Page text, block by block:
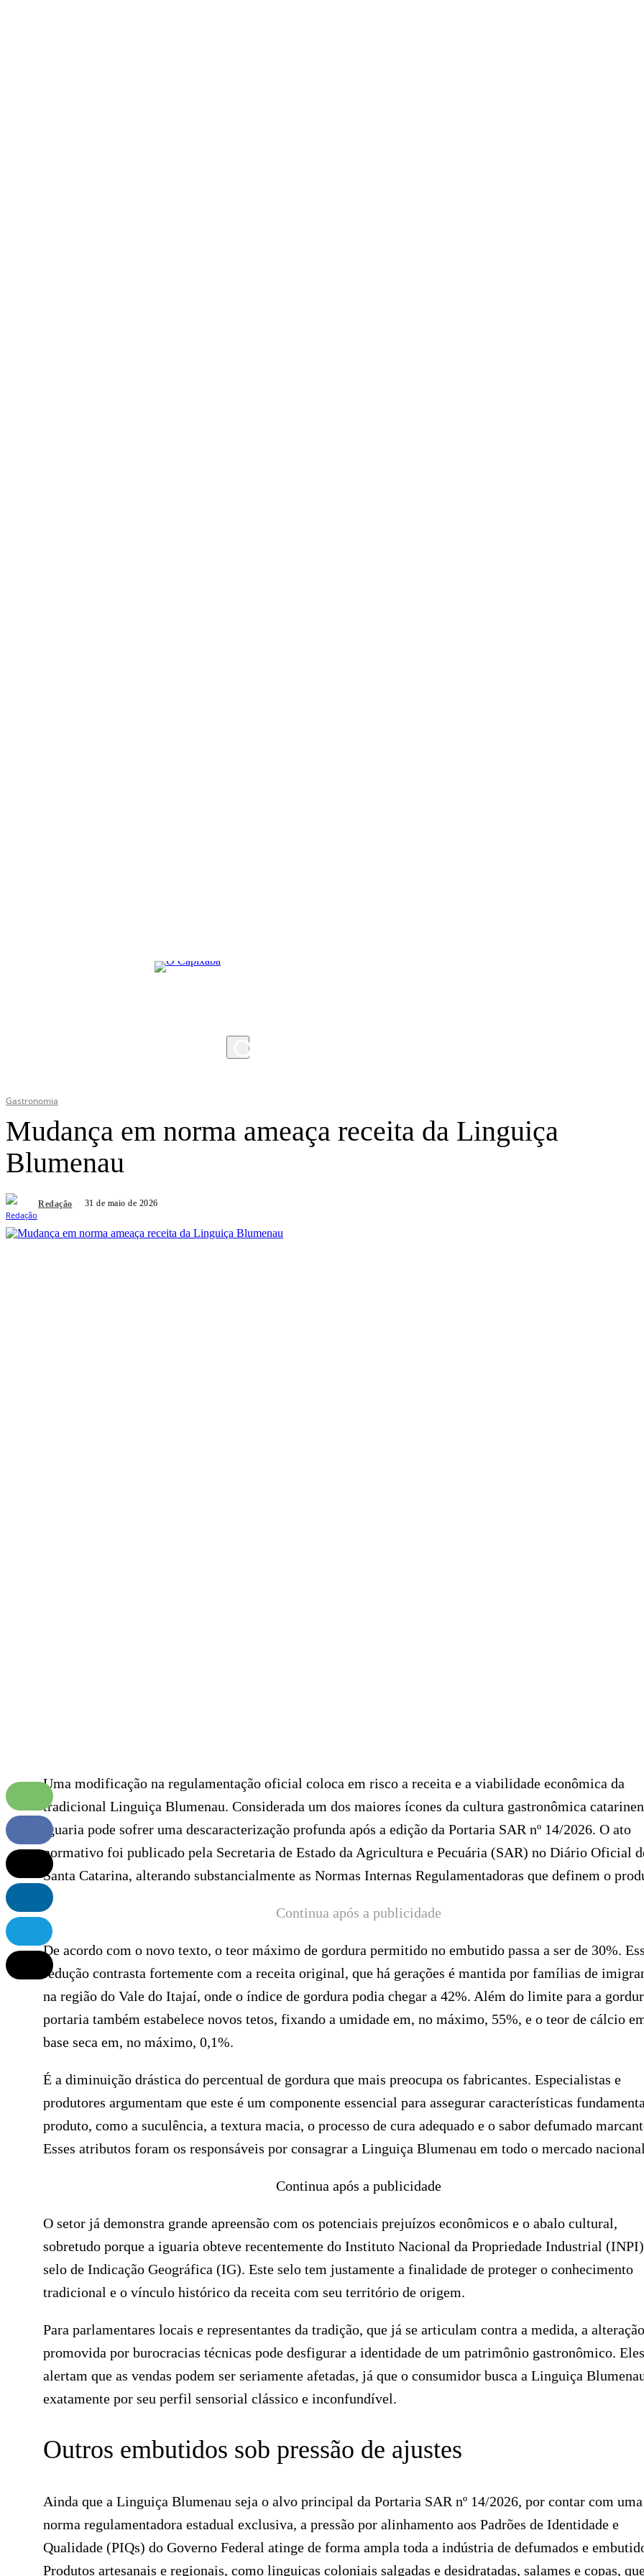
Gastronomia
Mudança em norma ameaça receita da Linguiça
Blumenau
Redação 31 de maio de 2026
Uma modificação na regulamentação oficial coloca em risco a receita e a viabilidade econômica da
tradicional Linguiça Blumenau. Considerada um dos maiores ícones da cultura gastronômica
iguaria pode sofrer uma descaracterização profunda após a edição da Portaria SAR nº 14/2026. O ato
normativo foi publicado pela Secretaria de Estado da Agricultura e Pecuária (SAR) no Diário Oficial
Santa Catarina, alterando substancialmente as Normas Internas Regulamentadoras que definem o
Continua após a publicidade
De acordo com o novo texto, o teor máximo de gordura permitido no embutido passa a ser de 30%.
redução contrasta fortemente com a receita original, que há gerações é mantida por famílias de
na região do Vale do Itajaí, onde o índice de gordura podia chegar a 42%. Além do limite para a
portaria também estabelece novos tetos, fixando a umidade em, no máximo, 55%, e o teor de cálcio
base seca em, no máximo, 0,1%.
É a diminuição drástica do percentual de gordura que mais preocupa os fabricantes. Especialistas e
produtores argumentam que este é um componente essencial para assegurar características
produto, como a suculência, a textura macia, o processo de cura adequado e o sabor defumado
Esses atributos foram os responsáveis por consagrar a Linguiça Blumenau em todo o mercado
Continua após a publicidade
O setor já demonstra grande apreensão com os potenciais prejuízos econômicos e o abalo cultural,
sobretudo porque a iguaria obteve recentemente do Instituto Nacional da Propriedade Industrial
selo de Indicação Geográfica (IG). Este selo tem justamente a finalidade de proteger o conhecimento
tradicional e o vínculo histórico da receita com seu território de origem.
Para parlamentares locais e representantes da tradição, que já se articulam contra a medida, a alteração
promovida por burocracias técnicas pode desfigurar a identidade de um patrimônio gastronômico. Eles
alertam que as vendas podem ser seriamente afetadas, já que o consumidor busca a Linguiça
exatamente por seu perfil sensorial clássico e inconfundível.
Outros embutidos sob pressão de ajustes
Ainda que a Linguiça Blumenau seja o alvo principal da Portaria SAR nº 14/2026, por contar com uma
norma regulamentadora estadual exclusiva, a pressão por alinhamento aos Padrões de Identidade e
Qualidade (PIQs) do Governo Federal atinge de forma ampla toda a indústria de defumados e
Produtos artesanais e regionais, como linguiças coloniais salgadas e desidratadas, salames e copas,